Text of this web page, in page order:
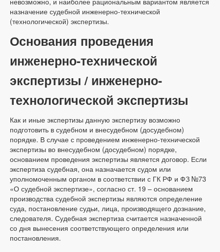
назначение судебной инженерно-технической
(технологической) экспертизы.
Основания проведения
инженерно-технической
экспертизы / инженерно-
технологической экспертизы
Как и иные экспертизы данную экспертизу возможно
подготовить в судебном и внесудебном (досудебном)
порядке. В случае с проведением инженерно-технической
экспертизы во внесудебном (досудебном) порядке,
основанием проведения экспертизы является договор. Если
экспертиза судебная, она назначается судом или
уполномоченным органом в соответствии с ГК РФ и ФЗ №73
«О судебной экспертизе», согласно ст. 19 – основанием
производства судебной экспертизы являются определение
суда, постановление судьи, лица, производящего дознание,
следователя. Судебная экспертиза считается назначенной
со дня вынесения соответствующего определения или
постановления.